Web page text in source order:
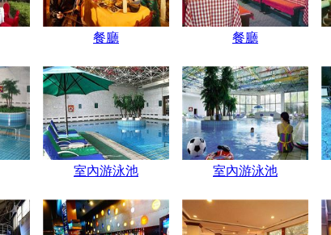
餐廳 餐廳
室內游泳池 室內游泳池